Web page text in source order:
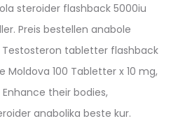
steroider flashback 5000iu
Preis bestellen anabole
tabletter flashback
Moldova 100 Tabletter x 10 mg,
their bodies,
anabolika beste kur.